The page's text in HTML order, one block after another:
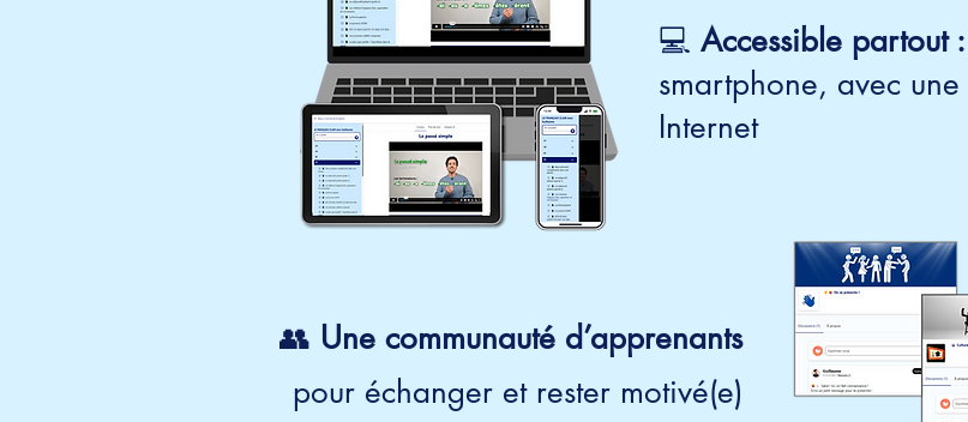
💻 Accessible partout :
smartphone, avec
Internet
👥 Une communauté d’apprenants
pour échanger et rester motivé(e)